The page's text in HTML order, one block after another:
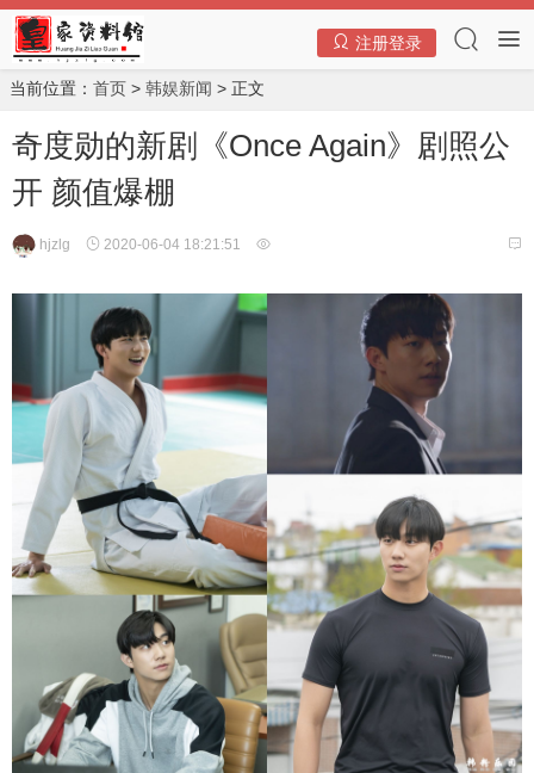
注册登录
当前位置： 首页 > 韩娱新闻 > 正文
奇度勋的新剧《Once Again》剧照公
开 颜值爆棚
hjzlg 2020-06-04 18:21:51